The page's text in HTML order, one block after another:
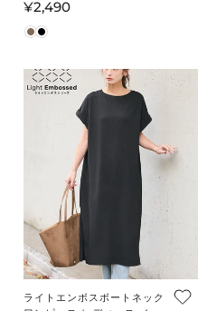
通
常
格
¥2,490
ライトエンボスボートネック